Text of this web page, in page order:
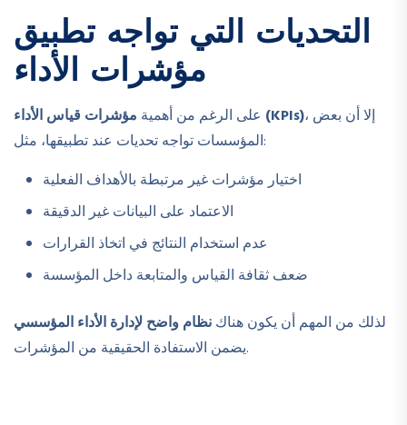
التحديات التي تواجه تطبيق
مؤشرات الأداء
على الرغم من أهمية مؤشرات قياس الأداء (KPIs)، إلا أن بعض
المؤسسات تواجه تحديات عند تطبيقها، مثل:
اختيار مؤشرات غير مرتبطة بالأهداف الفعلية
الاعتماد على البيانات غير الدقيقة
عدم استخدام النتائج في اتخاذ القرارات
ضعف ثقافة القياس والمتابعة داخل المؤسسة
لذلك من المهم أن يكون هناكنظام واضح لإدارة الأداء المؤسسي
يضمن الاستفادة الحقيقية من المؤشرات.